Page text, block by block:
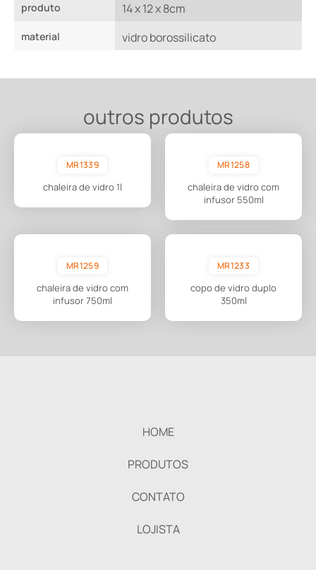
produto 14 x 12 x 8cm
material vidro borossilicato
outros produtos
MR1339
chaleira de vidro 1l
MR1258
chaleira de vidro com
infusor 550ml
MR1259
chaleira de vidro com
infusor 750ml
MR1233
copo de vidro duplo
350ml
HOME
PRODUTOS
CONTATO
LOJISTA